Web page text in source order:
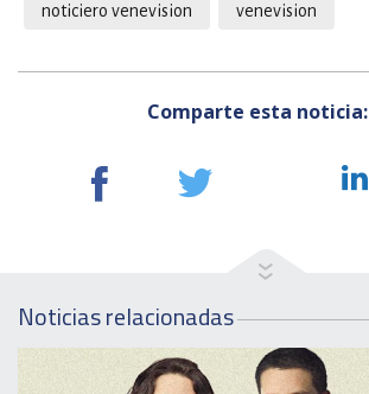
noticiero venevision venevision
Comparte esta noticia:
Noticias relacionadas